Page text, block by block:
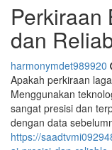
Perkiraan
dan
harmonymdet989920
Apakah perkiraan
Menggunakan
sangat presisi dan
dengan data
https://